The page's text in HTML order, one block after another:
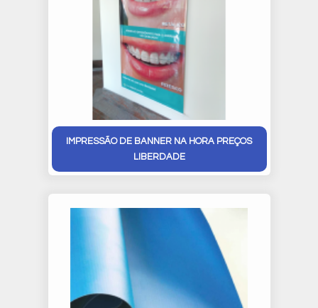
IMPRESSÃO DE BANNER NA HORA PREÇOS
LIBERDADE